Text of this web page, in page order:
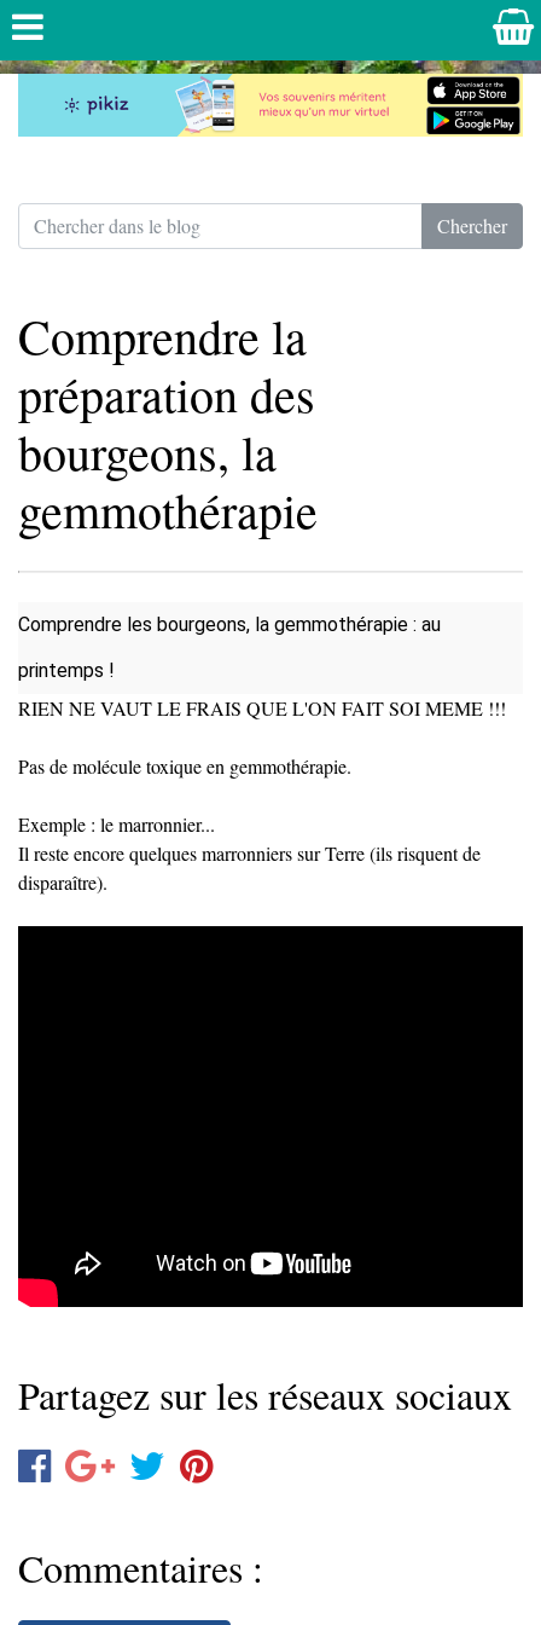
Comprendre la
préparation des
bourgeons, la
gemmothérapie
Comprendre les bourgeons, la gemmothérapie : au
printemps !
RIEN NE VAUT LE FRAIS QUE L'ON FAIT SOI MEME !!!
Pas de molécule toxique en gemmothérapie.
Exemple : le marronnier...
Il reste encore quelques marronniers sur Terre (ils risquent de
disparaître).
Partagez sur les réseaux sociaux
Commentaires :